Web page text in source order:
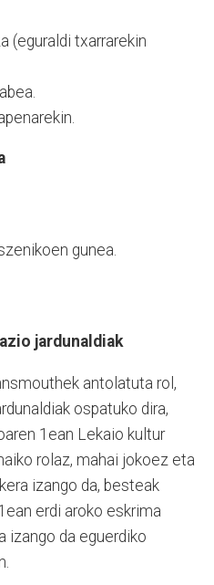
(eguraldi txarrarekin
gunea.
jardunaldiak
antolatuta rol,
ospatuko dira,
1ean Lekaio kultur
rolaz, mahai jokoez eta
izango da, besteak
erdi aroko eskrima
izango da eguerdiko